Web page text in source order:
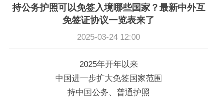
持公务护照可以免签入境哪些国家？最新中外互
免签证协议一览表来了
2025-03-24 12:00
2025年开年以来
中国进一步扩大免签国家范围
持中国公务、普通护照